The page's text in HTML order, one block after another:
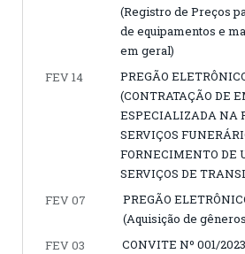
(Registro de Preços
de equipamentos e
em geral)
FEV 14
PREGÃO
(CONTRATAÇÃO DE
ESPECIALIZADA NA
SERVIÇOS
FORNECIMENTO DE
SERVIÇOS DE
FEV 07
PREGÃO
(Aquisição de
FEV 03
CONVITE Nº 001/